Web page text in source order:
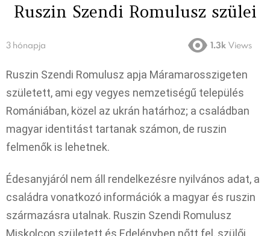
Ruszin Szendi Romulusz szülei
3 hónapja 1.3k Views
Ruszin Szendi Romulusz apja Máramarosszigeten
született, ami egy vegyes nemzetiségű település
Romániában, közel az ukrán határhoz; a családban
magyar identitást tartanak számon, de ruszin
felmenők is lehetnek.
Édesanyjáról nem áll rendelkezésre nyilvános adat, a
családra vonatkozó információk a magyar és ruszin
származásra utalnak. Ruszin Szendi Romulusz
Miskolcon született és Edelényben nőtt fel, szülői